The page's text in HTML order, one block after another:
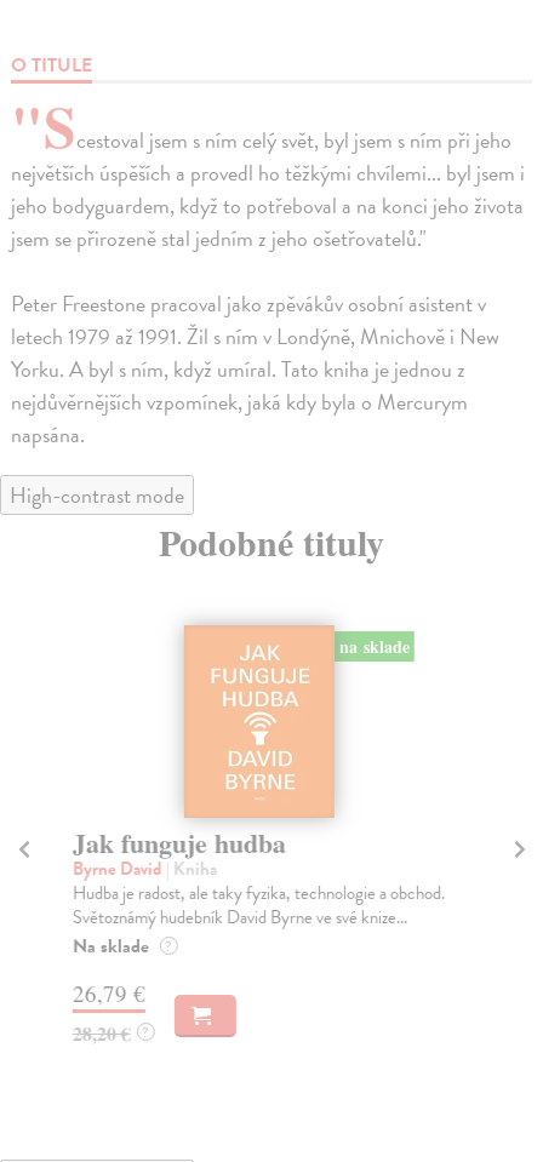
O TITULE
"Scestoval jsem s ním celý svět, byl jsem s ním při jeho
největších úspěších a provedl ho těžkými chvílemi... byl jsem i
jeho bodyguardem, když to potřeboval a na konci jeho života
jsem se přirozeně stal jedním z jeho ošetřovatelů."
Peter Freestone pracoval jako zpěvákův osobní asistent v
letech 1979 až 1991. Žil s ním v Londýně, Mnichově i New
Yorku. A byl s ním, když umíral. Tato kniha je jednou z
nejdůvěrnějších vzpomínek, jaká kdy byla o Mercurym
napsána.
High-contrast mode
Podobné tituly
na sklade
Jak funguje hudba
Byrne David | Kniha
Hudba je radost, ale taky fyzika, technologie a obchod.
Světoznámý hudebník David Byrne ve své knize...
Na sklade ?
26,79 €
28,20 € ?